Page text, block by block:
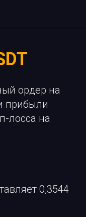
ордер на
прибыли
лосса на
0,3544